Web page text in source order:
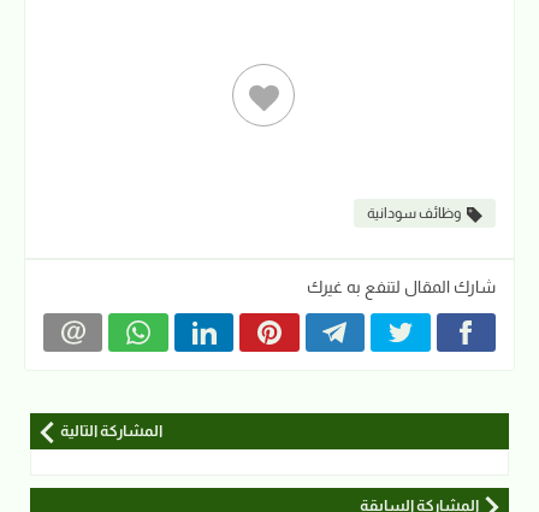
وظائف سودانية
شارك المقال لتنفع به غيرك
المشاركة التالية
المشاركة السابقة